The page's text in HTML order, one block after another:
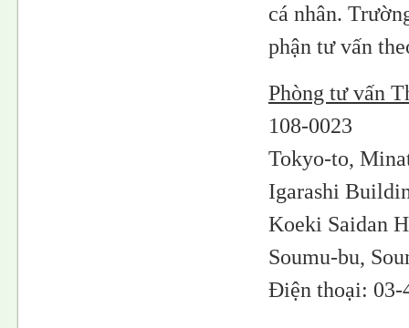
cá nhân.
phận tư vấn
Phòng tư vấn
108-0023
Tokyo-to,
Igarashi
Koeki Saidan
Soumu-bu,
Điện thoại: 03-